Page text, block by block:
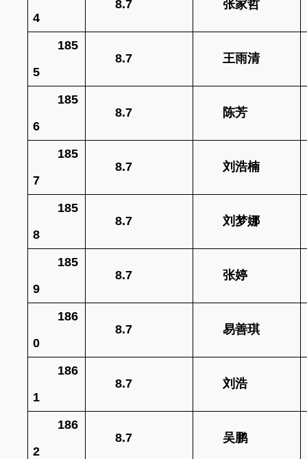
4
8.7 张家哲
185
5
8.7 王雨清
185
6
8.7 陈芳
185
7
8.7 刘浩楠
185
8
8.7 刘梦娜
185
9
8.7 张婷
186
0
8.7 易善琪
186
1
8.7 刘浩
186
2
8.7 吴鹏